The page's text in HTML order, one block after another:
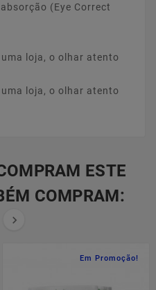
(Eye Correct
uma loja, o olhar atento
uma loja, o olhar atento
ESTE
COMPRAM:

Em Promoção!